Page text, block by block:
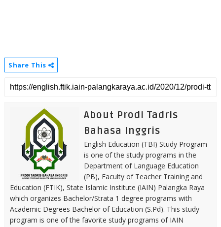
Share This
About Prodi Tadris
Bahasa Inggris
English Education (TBI) Study Program
is one of the study programs in the
Department of Language Education
(PB), Faculty of Teacher Training and
Education (FTIK), State Islamic Institute (IAIN) Palangka Raya
which organizes Bachelor/Strata 1 degree programs with
Academic Degrees Bachelor of Education (S.Pd). This study
program is one of the favorite study programs of IAIN